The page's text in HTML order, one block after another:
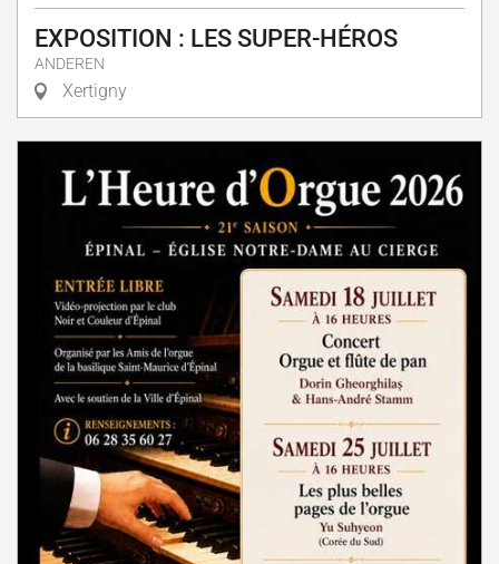
EXPOSITION : LES SUPER-HÉROS
ANDEREN
Xertigny